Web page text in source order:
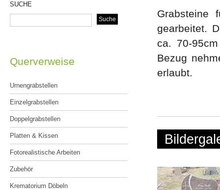
Grabsteine
gearbeitet.
ca. 70-
Bezug
erlaubt.
SUCHE
Querverweise
Urnengrabstellen
Einzelgrabstellen
Doppelgrabstellen
Platten & Kissen
Fotorealistische Arbeiten
Zubehör
Krematorium Döbeln